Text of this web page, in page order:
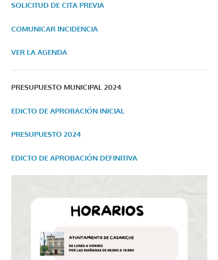
SOLICITUD DE CITA PREVIA
COMUNICAR INCIDENCIA
VER LA AGENDA
PRESUPUESTO MUNICIPAL 2024
EDICTO DE APROBACIÓN INICIAL
PRESUPUESTO 2024
EDICTO DE APROBACIÓN DEFINITIVA